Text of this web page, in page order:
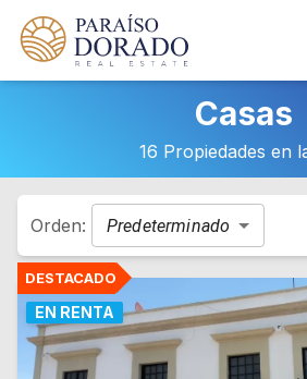
Casas
16 Propiedades en
Orden: Predeterminado
EN RENTA